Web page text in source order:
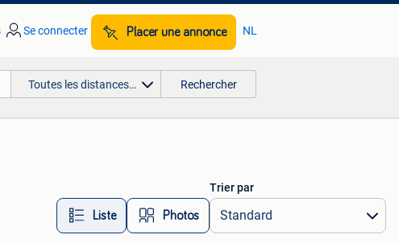
Se connecter Placer une annonce NL
Toutes les distances… Rechercher
Liste Photos
Trier par